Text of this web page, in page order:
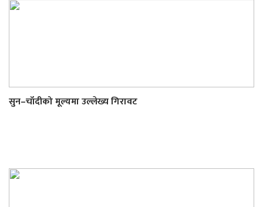
सुन–चाँदीको मूल्यमा उल्लेख्य गिरावट